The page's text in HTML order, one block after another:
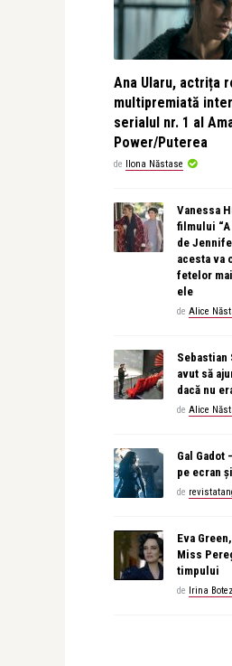
Ana Ularu, actrița
multipremiată
serialul nr. 1 al
Power/Puterea
de Ilona Năstase
Vanessa
filmului “A
de
acesta va
fetelor
ele
de Alice
Sebastian
avut să
dacă nu
de Alice
Gal Gadot
pe ecran
de
Eva
Miss
timpului
de Irina